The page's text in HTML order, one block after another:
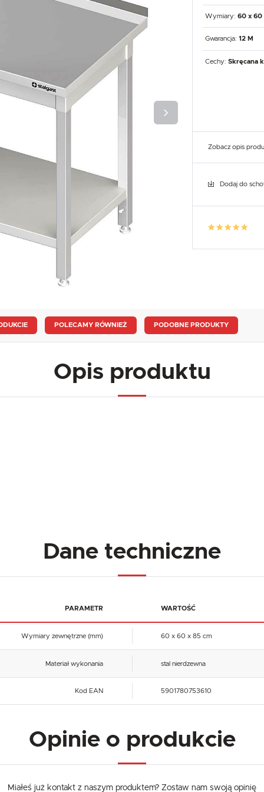
PROFESSIONAL
Wymiary: 60 x 60
Gwarancja: 12 M
Cechy: Skręcana
Zobacz opis
Dodaj do
POLECAMY RÓWNIEŻ PODOBNE PRODUKTY
Opis produktu
Dane techniczne
PARAMETR WARTOŚĆ
Wymiary zewnętrzne (mm) 60 x 60 x 85 cm
Materiał wykonania stal nierdzewna
Kod EAN 5901780753610
Opinie o produkcie
Miałeś już kontakt z naszym produktem? Zostaw nam swoją opinię